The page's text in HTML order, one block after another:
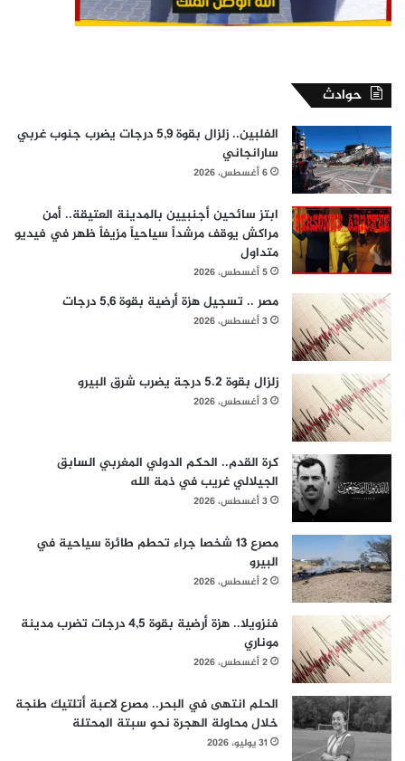
حوادث
الفلبين.. زلزال بقوة 5,9 درجات يضرب جنوب غربي
سارانجاني
6 أغسطس، 2026
ابتز سائحين أجنبيين بالمدينة العتيقة.. أمن
مراكش يوقف مرشداً سياحياً مزيفاً ظهر في فيديو
متداول
5 أغسطس، 2026
مصر .. تسجيل هزة أرضية بقوة 5,6 درجات
3 أغسطس، 2026
زلزال بقوة 5.2 درجة يضرب شرق البيرو
3 أغسطس، 2026
كرة القدم.. الحكم الدولي المغربي السابق
الجيلالي غريب في ذمة الله
3 أغسطس، 2026
مصرع 13 شخصا جراء تحطم طائرة سياحية في
البيرو
2 أغسطس، 2026
فنزويلا.. هزة أرضية بقوة 4,5 درجات تضرب مدينة
موناري
2 أغسطس، 2026
الحلم انتهى في البحر.. مصرع لاعبة أتلتيك طنجة
خلال محاولة الهجرة نحو سبتة المحتلة
31 يوليو، 2026